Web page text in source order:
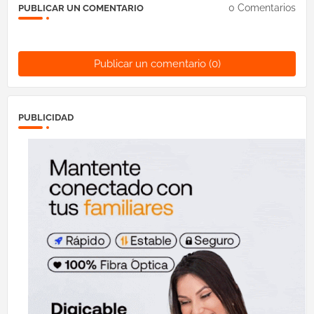
PUBLICAR UN COMENTARIO 0 Comentarios
Publicar un comentario (0)
PUBLICIDAD